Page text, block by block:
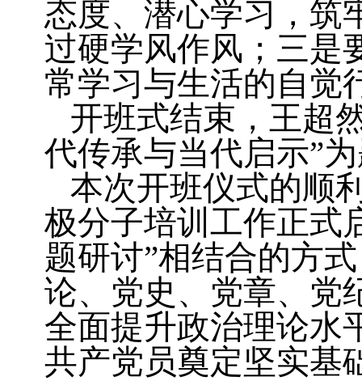
态度、潜心学习，筑
过硬学风作风；三是
常学习与生活的自觉
开班式结束，王超
代传承与当代启示”
本次开班仪式的顺
极分子培训工作正式
题研讨”相结合的方
论、党史 、党章、党
全面提升政治理论水
共产党员奠定坚实基